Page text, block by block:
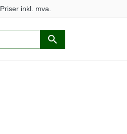
Priser inkl. mva.